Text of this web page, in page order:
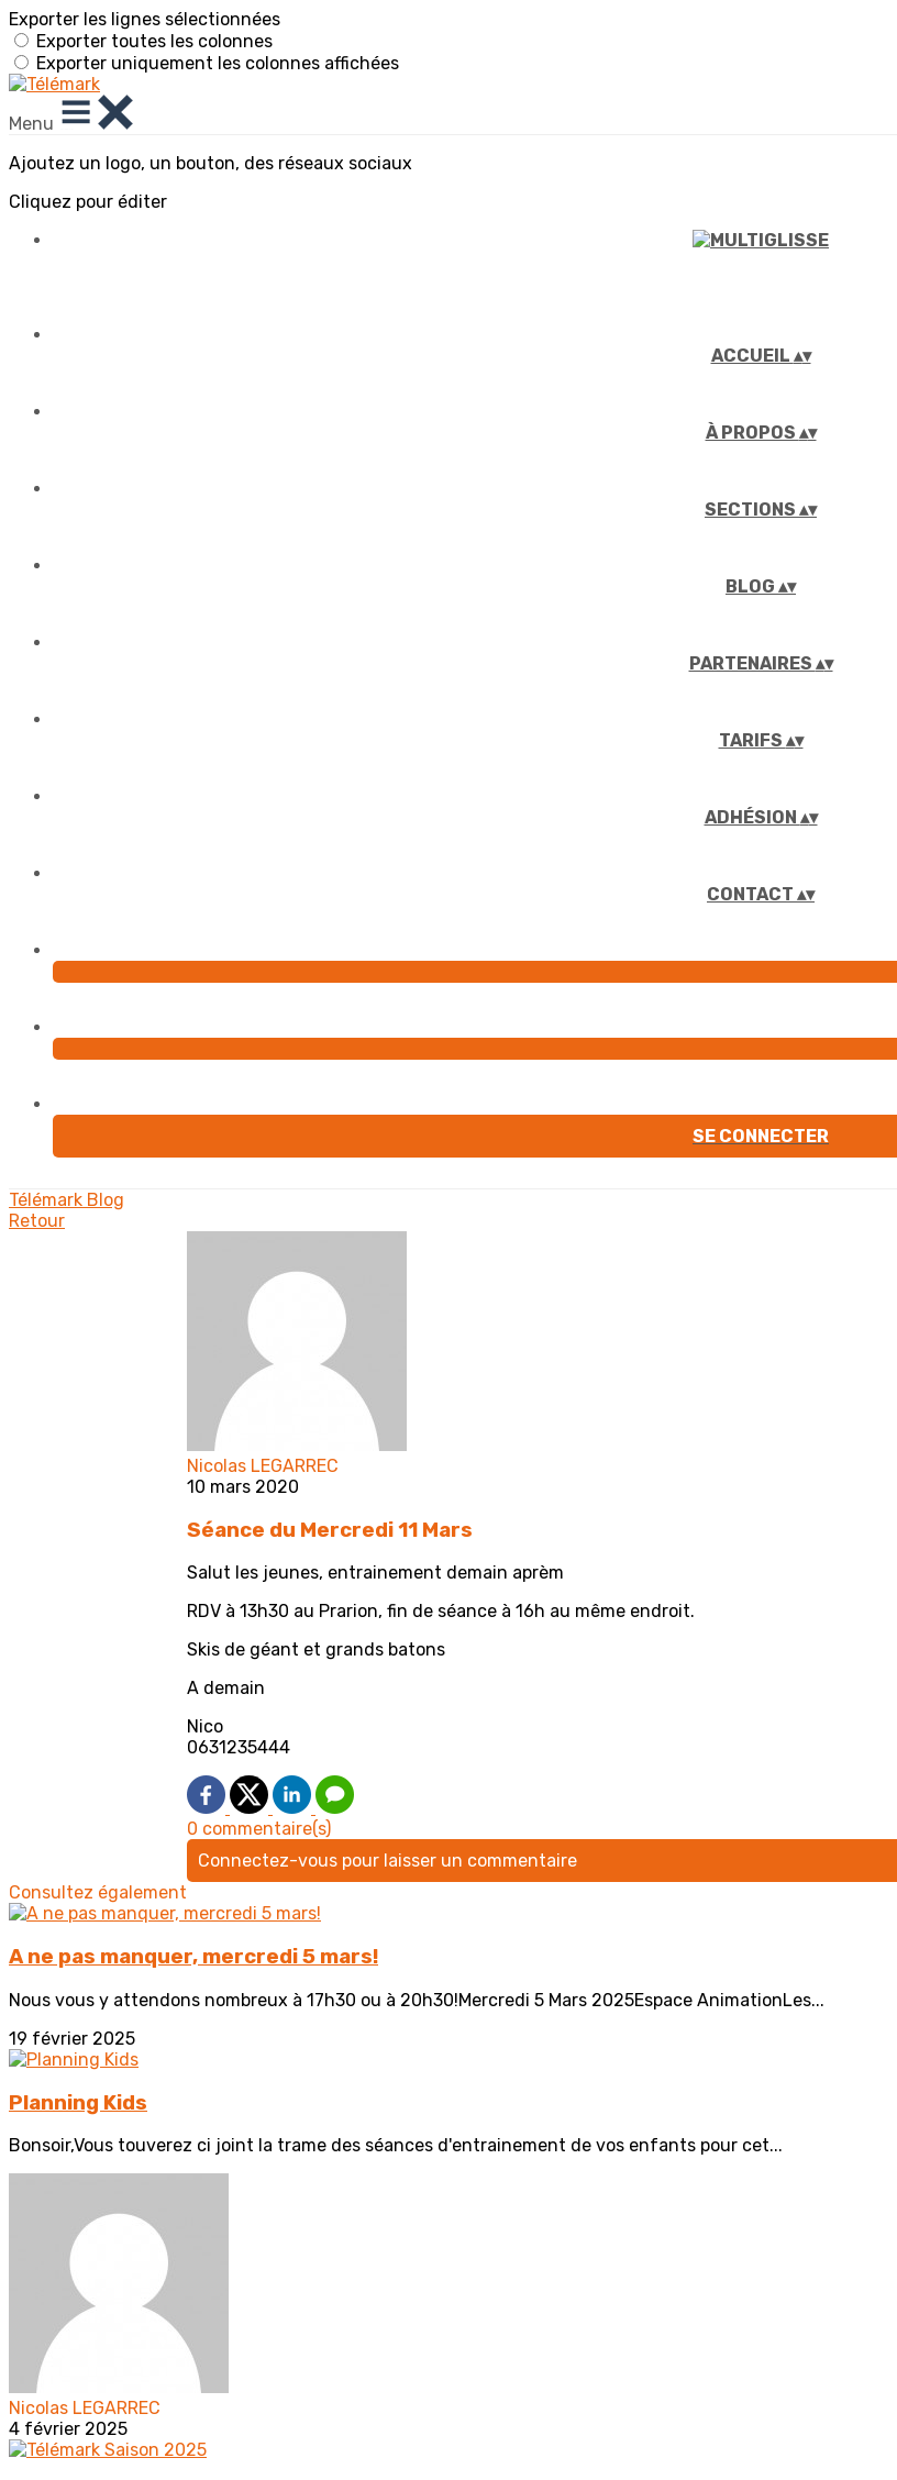
Exporter les lignes sélectionnées
Exporter toutes les colonnes
Exporter uniquement les colonnes affichées
Menu
Ajoutez un logo, un bouton, des réseaux sociaux
Cliquez pour éditer
ACCUEIL ▴▾
À PROPOS ▴▾
SECTIONS ▴▾
BLOG ▴▾
PARTENAIRES ▴▾
TARIFS ▴▾
ADHÉSION ▴▾
CONTACT ▴▾
SE CONNECTER
Télémark Blog
Retour
Nicolas LEGARREC
10 mars 2020
Séance du Mercredi 11 Mars
Salut les jeunes, entrainement demain aprèm
RDV à 13h30 au Prarion, fin de séance à 16h au même endroit.
Skis de géant et grands batons
A demain
Nico
0631235444
0 commentaire(s)
Connectez-vous pour laisser un commentaire
Consultez également
A ne pas manquer, mercredi 5 mars!
Nous vous y attendons nombreux à 17h30 ou à 20h30!Mercredi 5 Mars 2025Espace AnimationLes...
19 février 2025
Planning Kids
Bonsoir,Vous touverez ci joint la trame des séances d'entrainement de vos enfants pour cet...
Nicolas LEGARREC
4 février 2025